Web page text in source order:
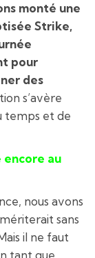
monté une
Strike,
pour
des
s’avère
temps et de
encore au
nous avons
sans
il ne faut
tant que